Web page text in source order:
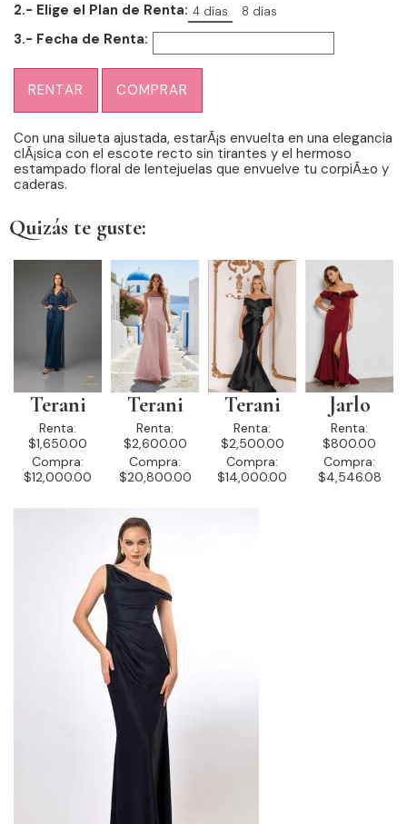
2.- Elige el Plan de Renta: 4 días 8 días
3.- Fecha de Renta:
RENTAR COMPRAR
Con una silueta ajustada, estarÃ¡s envuelta en una elegancia
clÃ¡sica con el escote recto sin tirantes y el hermoso
estampado floral de lentejuelas que envuelve tu corpiÃ±o y
caderas.
Quizás te guste:
Terani
Renta:
$1,650.00
Compra:
$12,000.00
Terani
Renta:
$2,600.00
Compra:
$20,800.00
Terani
Renta:
$2,500.00
Compra:
$14,000.00
Jarlo
Renta:
$800.00
Compra:
$4,546.08